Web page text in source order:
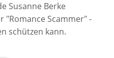
Susanne Berke
"Romance Scammer" -
schützen kann.